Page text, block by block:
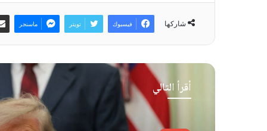
شاركها فيسبوك تويتر ماسنجر
أقرأ التالي